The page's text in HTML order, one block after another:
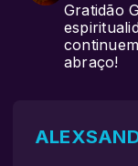
Gratidão
abraço!